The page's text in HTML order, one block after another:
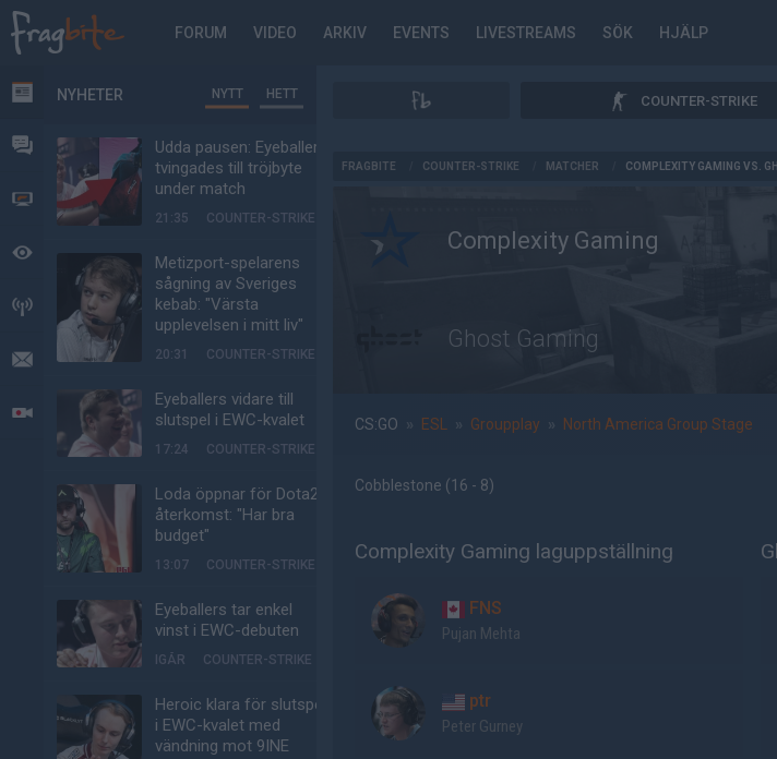
FORUM VIDEO ARKIV EVENTS LIVESTREAMS SÖK HJÄLP
NYHETER
FORUM
VIDEO
BEVAKAT
HÄNDELSER
MEDDELANDEN
LIVESÄNDNINGAR
NYHETER NYTT HETT
Udda pausen: Eyeballers
tvingades till tröjbyte
under match
21:35 COUNTER-STRIKE
Metizport-spelarens
sågning av Sveriges
kebab: "Värsta
upplevelsen i mitt liv"
20:31 COUNTER-STRIKE
Eyeballers vidare till
slutspel i EWC-kvalet
17:24 COUNTER-STRIKE
Loda öppnar för Dota2-
återkomst: "Har bra
budget"
13:07 COUNTER-STRIKE
Eyeballers tar enkel
vinst i EWC-debuten
IGÅR COUNTER-STRIKE
Heroic klara för slutspel
i EWC-kvalet med
vändning mot 9INE
COUNTER-STRIKE
FRAGBITE COUNTER-STRIKE MATCHER COMPLEXITY GAMING VS.
Complexity Gaming
Ghost Gaming
CS:GO » ESL » Groupplay » North America Group Stage
Cobblestone (16 - 8)
Complexity Gaming laguppställning
FNS
Pujan Mehta
ptr
Peter Gurney